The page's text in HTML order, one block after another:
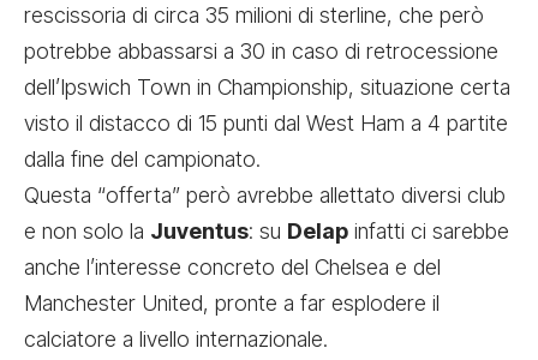
rescissoria di circa 35 milioni di sterline, che però
potrebbe abbassarsi a 30 in caso di retrocessione
dell’Ipswich Town in Championship, situazione certa
visto il distacco di 15 punti dal West Ham a 4 partite
dalla fine del campionato.
Questa “offerta” però avrebbe allettato diversi club
e non solo la Juventus: su Delap infatti ci sarebbe
anche l’interesse concreto del Chelsea e del
Manchester United, pronte a far esplodere il
calciatore a livello internazionale.